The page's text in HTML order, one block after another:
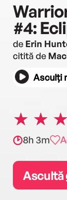
#4:
de Erin
citită de
Asculți
8h 3m
Ascultă